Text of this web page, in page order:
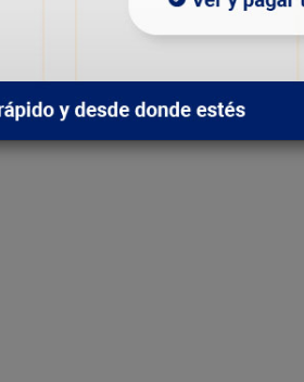
de la energía, por eso
interesados en la temática, a